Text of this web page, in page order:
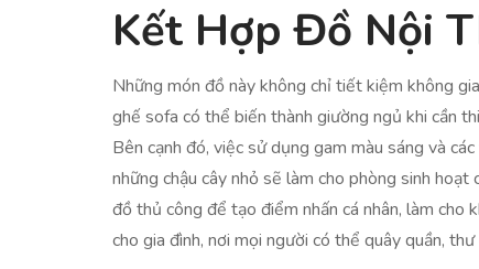
Kết Hợp Đồ Nội
Những món đồ này không chỉ tiết kiệm không
ghế sofa có thể biến thành giường ngủ khi cần
Bên cạnh đó, việc sử dụng gam màu sáng và
những chậu cây nhỏ sẽ làm cho phòng sinh
đồ thủ công để tạo điểm nhấn cá nhân, làm
cho gia đình, nơi mọi người có thể quây quần,